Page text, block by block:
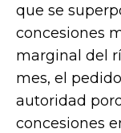
que se
concesiones
marginal del
mes, el
autoridad
concesiones